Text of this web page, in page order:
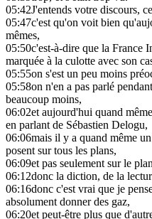
05:42J'entends votre discours,
05:47c'est qu'on voit bien
mêmes,
05:50c'est-à-dire que la France
marquée à la culotte avec son
05:55on s'est un peu moins
05:58on n'en a pas parlé
beaucoup moins,
06:02et aujourd'hui quand
en parlant de Sébastien Delogu,
06:06mais il y a quand même
posent sur tous les plans,
06:09et pas seulement sur le
06:12donc la diction, de la
06:16donc c'est vrai que je
absolument donner des gaz,
06:20et peut-être plus que